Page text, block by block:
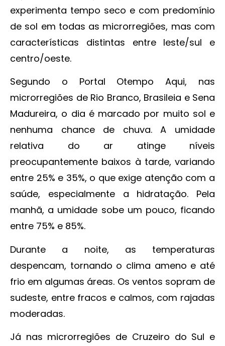
experimenta tempo seco e com predomínio
de sol em todas as microrregiões, mas com
características distintas entre leste/sul e
centro/oeste.
Segundo o Portal Otempo Aqui, nas
microrregiões de Rio Branco, Brasileia e Sena
Madureira, o dia é marcado por muito sol e
nenhuma chance de chuva. A umidade
relativa do ar atinge níveis
preocupantemente baixos à tarde, variando
entre 25% e 35%, o que exige atenção com a
saúde, especialmente a hidratação. Pela
manhã, a umidade sobe um pouco, ficando
entre 75% e 85%.
Durante a noite, as temperaturas
despencam, tornando o clima ameno e até
frio em algumas áreas. Os ventos sopram de
sudeste, entre fracos e calmos, com rajadas
moderadas.
Já nas microrregiões de Cruzeiro do Sul e